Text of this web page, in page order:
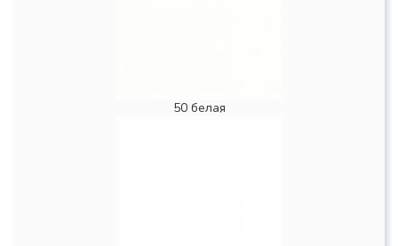
50 белая